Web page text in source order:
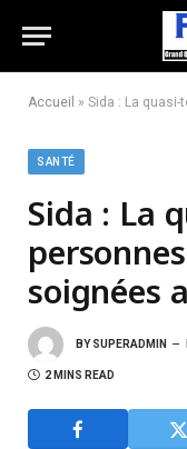
Accueil » Sida : La quasi-
SANTÉ
Sida : La
soignées
BY SUPERADMIN
2 MINS READ